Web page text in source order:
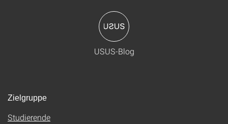
USUS-Blog
Zielgruppe
Studierende